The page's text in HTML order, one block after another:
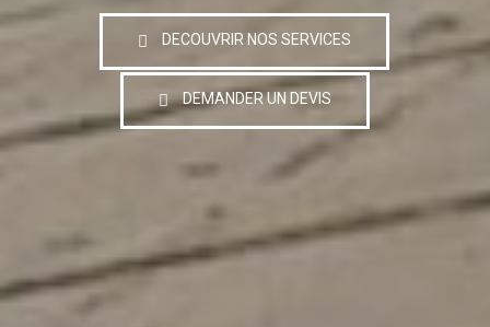
DECOUVRIR NOS SERVICES
DEMANDER UN DEVIS